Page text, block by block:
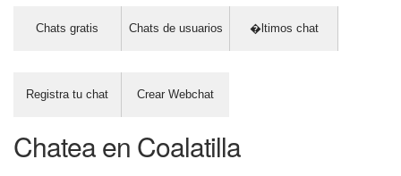
Chats gratis Chats de usuarios �ltimos chat
Registra tu chat Crear Webchat
Chatea en Coalatilla